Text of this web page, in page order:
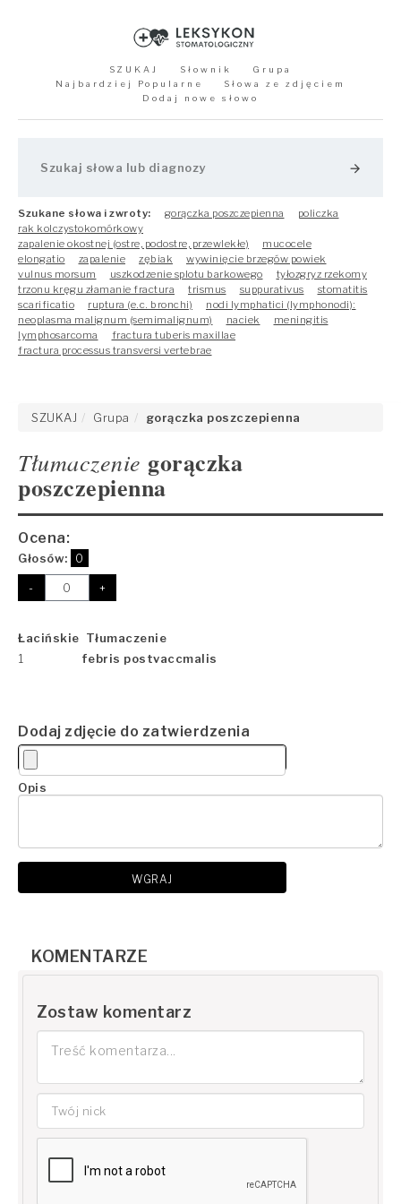
SZUKAJ Słownik
Grupa
Najbardziej Popularne
Słowa ze zdjęciem
Dodaj nowe słowo
arrow_forward
Szukane słowa i zwroty: gorączka poszczepienna
policzka
rak kolczystokomórkowy
zapalenie okostnej (ostre, podostre, przewlekłe)
mucocele
elongatio
zapalenie zębiak
wywinięcie brzegów powiek
vulnus morsum
uszkodzenie splotu barkowego
tyłozgryz rzekomy
trzonu kręgu złamanie fractura
trismus suppurativus
stomatitis
scarificatio
ruptura (e.c. bronchi)
nodi lymphatici (lymphonodi):
neoplasma malignum (semimalignum)
naciek
meningitis
lymphosarcoma
fractura tuberis maxillae
fractura processus transversi vertebrae
SZUKAJ Grupa gorączka poszczepienna
Tłumaczenie gorączka
poszczepienna
Ocena:
Głosów: 0
- +
Łacińskie Tłumaczenie
1
febris postvaccmalis
Dodaj zdjęcie do zatwierdzenia
Opis
WGRAJ
KOMENTARZE
Zostaw komentarz